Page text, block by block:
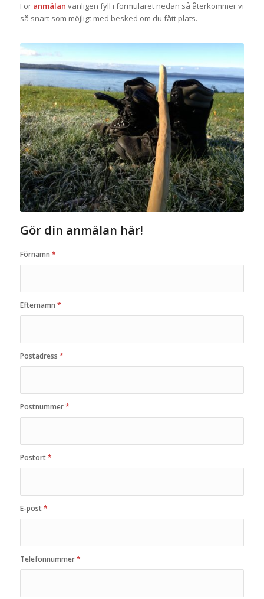
För anmälan vänligen fyll i formuläret nedan så återkommer vi
så snart som möjligt med besked om du fått plats.
Gör din anmälan här!
Förnamn *
Efternamn *
Postadress *
Postnummer*
Postort*
E-post*
Telefonnummer*